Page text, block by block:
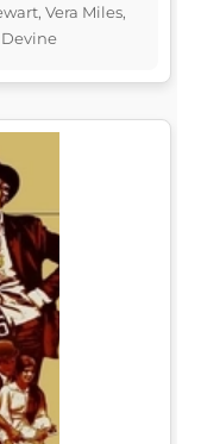
Vera Miles,